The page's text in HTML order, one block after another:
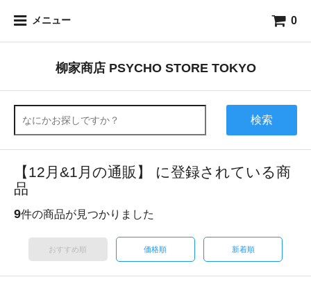
メニュー 0
柳家商店 PSYCHO STORE TOKYO
検索
【12月&1月の通販】 に登録されている商
品
9件の商品が見つかりました
おすすめ順 価格順 新着順